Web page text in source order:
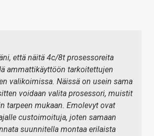
että näitä 4c/8t prosessoreita
ammattikäyttöön tarkoitettujen
valikoimissa. Näissä on usein sama
voidaan valita prosessori, muistit
tarpeen mukaan. Emolevyt ovat
custoimoituja, joten samaan
suunnitella montaa erilaista